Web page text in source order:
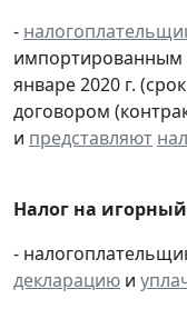
-
импортированным
январе 2020 г.
договором
и представляют
Налог на
-
декларацию и